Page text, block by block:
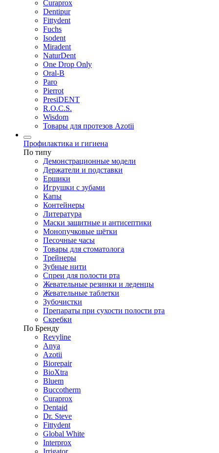
Curaprox
Dentipur
Fittydent
Fuchs
Isodent
Miradent
NaturDent
One Drop Only
Oral-B
Paro
Pierrot
PresiDENT
R.O.C.S.
Wisdom
Товары для протезов Azotii
Профилактика и гигиена
По типу
Демонстрационные модели
Держатели и подставки
Ершики
Игрушки с зубами
Капы
Контейнеры
Литература
Маски защитные и антисептики
Монопучковые щётки
Песочные часы
Товары для стоматолога
Трейнеры
Зубные нити
Спреи для полости рта
Жевательные резинки и леденцы
Жевательные таблетки
Зубочистки
Препараты при сухости полости рта
Скребки
По Бренду
Revyline
Anya
Azotii
Biorepair
BioXtra
Bluem
Buccotherm
Curaprox
Dentaid
Dr. Steve
Fittydent
Global White
Interprox